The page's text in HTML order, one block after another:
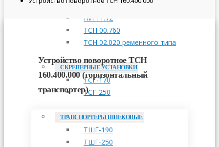
ПРИВОДНЫЕ СТАНЦИИ
НИ 11.12
ТСН 00.760
ТСН 02.020 ременного типа
СКРЕПЕРНЫЕ УСТАНОВКИ
ТСГ-170
ТСГ-250
ТРАНСПОРТЕРЫ ШНЕКОВЫЕ
ТШГ-190
ТШГ-250
Устройство поворотное ТСН
160.400.000 (горизонтальный
транспортер)